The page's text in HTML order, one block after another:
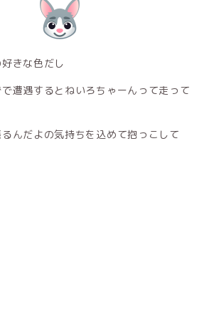
きな色だし
遭遇するとねいろちゃーんって走って
んだよの気持ちを込めて抱っこして